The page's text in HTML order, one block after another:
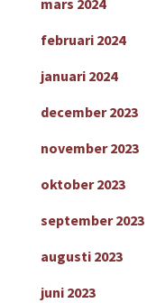
mars 2024
februari 2024
januari 2024
december 2023
november 2023
oktober 2023
september 2023
augusti 2023
juni 2023